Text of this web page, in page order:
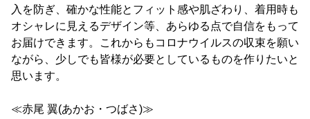
入を防ぎ、確かな性能とフィット感や肌ざわり、着用時も
オシャレに見えるデザイン等、あらゆる点で自信をもって
お届けできます。これからもコロナウイルスの収束を願い
ながら、少しでも皆様が必要としているものを作りたいと
思います。
≪赤尾 翼(あかお・つばさ)≫